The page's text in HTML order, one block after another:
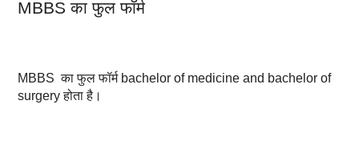
MBBS का फुलफॉर्म
MBBS का फुल फॉर्म bachelor of medicine and bachelor of
surgery होता है।